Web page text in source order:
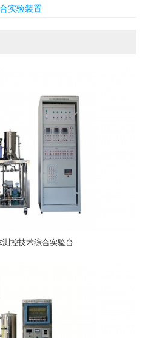
实验装置
测控技术综合实验台